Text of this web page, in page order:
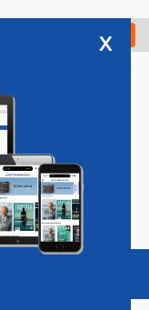
Check in
Vacatures
x